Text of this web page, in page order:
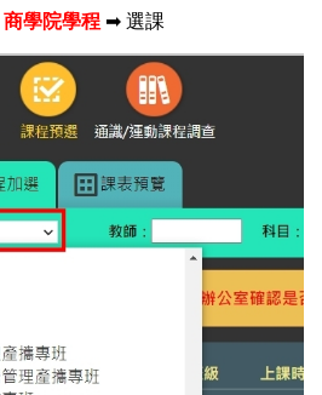
商學院學程 ➡ 選課